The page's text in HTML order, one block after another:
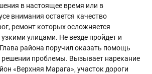
в настоящее время или в
внимания остается качество
ремонт которых осложняется
улицами. Не везде пройдет и
района поручил оказать помощь
проблемы. Вызывает нарекание
«Верхняя Марага», участок дороги